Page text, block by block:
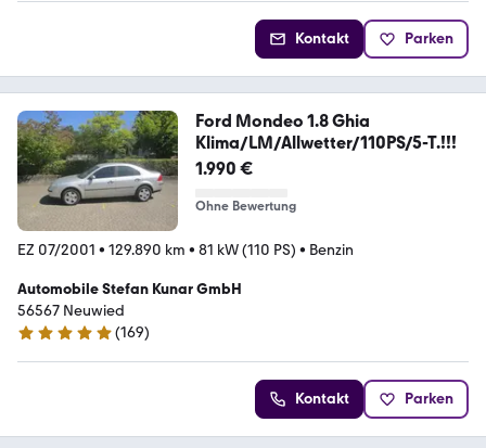
Kontakt Parken
Ford Mondeo 1.8 Ghia
Klima/LM/Allwetter/110PS/5-T.!!!
1.990 €
Ohne Bewertung
EZ 07/2001 • 129.890 km • 81 kW (110 PS) • Benzin
Automobile Stefan Kunar GmbH
56567 Neuwied
4.8 Sterne
(169)
Kontakt Parken